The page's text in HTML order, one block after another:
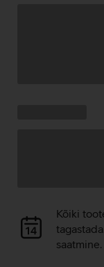
Andmete
laadimine
Kõiki
saatmine.